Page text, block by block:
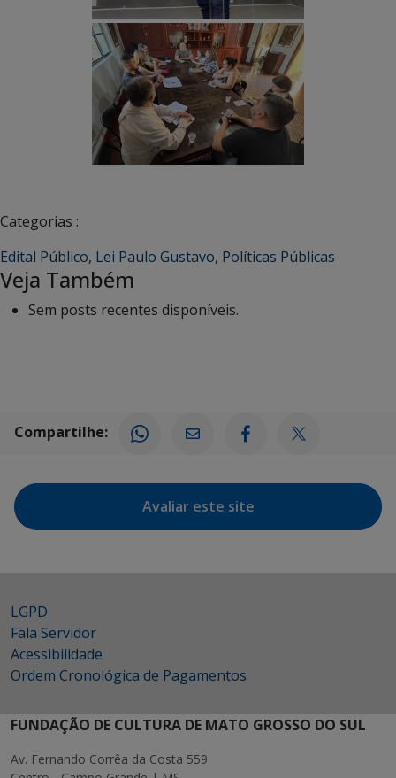
Categorias :
Edital Público, Lei Paulo Gustavo, Políticas Públicas
Veja Também
Sem posts recentes disponíveis.
Compartilhe:
Avaliar este site
LGPD
Fala Servidor
Acessibilidade
Ordem Cronológica de Pagamentos
FUNDAÇÃO DE CULTURA DE MATO GROSSO DO SUL
Av. Fernando Corrêa da Costa 559